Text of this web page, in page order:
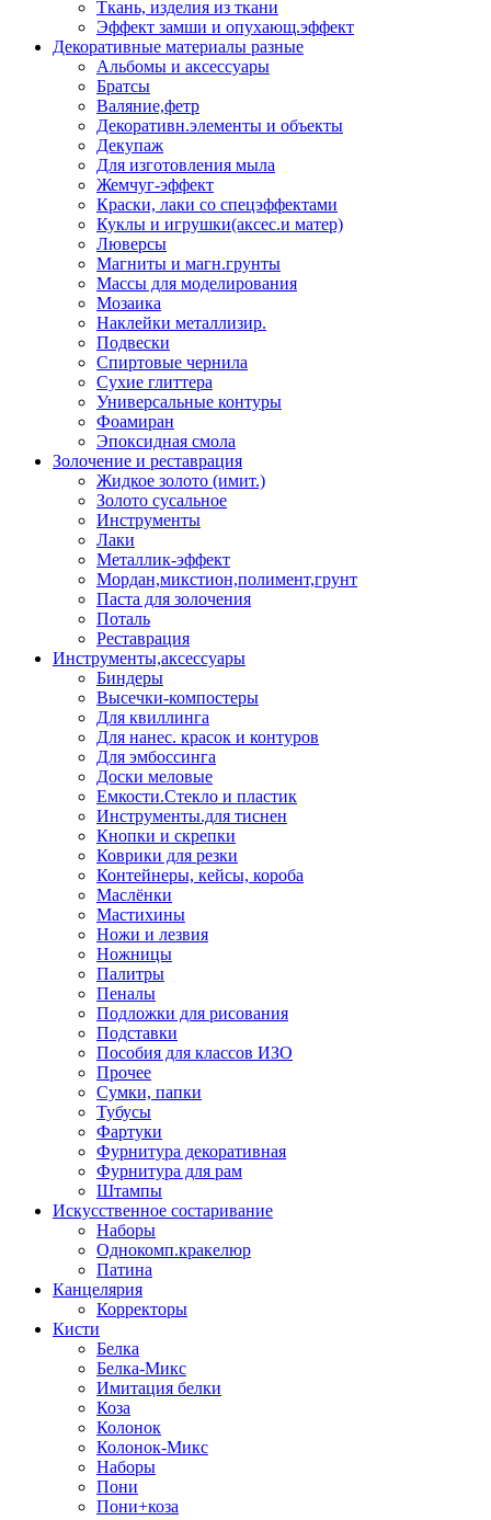
Ткань, изделия из ткани
Эффект замши и опухающ.эффект
Декоративные материалы разные
Альбомы и аксессуары
Братсы
Валяние,фетр
Декоративн.элементы и объекты
Декупаж
Для изготовления мыла
Жемчуг-эффект
Краски, лаки со спецэффектами
Куклы и игрушки(аксес.и матер)
Люверсы
Магниты и магн.грунты
Массы для моделирования
Мозаика
Наклейки металлизир.
Подвески
Спиртовые чернила
Сухие глиттера
Универсальные контуры
Фоамиран
Эпоксидная смола
Золочение и реставрация
Жидкое золото (имит.)
Золото сусальное
Инструменты
Лаки
Металлик-эффект
Мордан,микстион,полимент,грунт
Паста для золочения
Поталь
Реставрация
Инструменты,аксессуары
Биндеры
Высечки-компостеры
Для квиллинга
Для нанес. красок и контуров
Для эмбоссинга
Доски меловые
Емкости.Стекло и пластик
Инструменты.для тиснен
Кнопки и скрепки
Коврики для резки
Контейнеры, кейсы, короба
Маслёнки
Мастихины
Ножи и лезвия
Ножницы
Палитры
Пеналы
Подложки для рисования
Подставки
Пособия для классов ИЗО
Прочее
Сумки, папки
Тубусы
Фартуки
Фурнитура декоративная
Фурнитура для рам
Штампы
Искусственное состаривание
Наборы
Однокомп.кракелюр
Патина
Канцелярия
Корректоры
Кисти
Белка
Белка-Микс
Имитация белки
Коза
Колонок
Колонок-Микс
Наборы
Пони
Пони+коза